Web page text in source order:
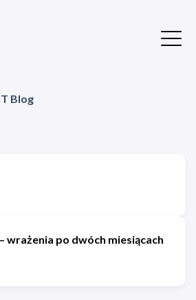
Blog
wrażenia po dwóch miesiącach